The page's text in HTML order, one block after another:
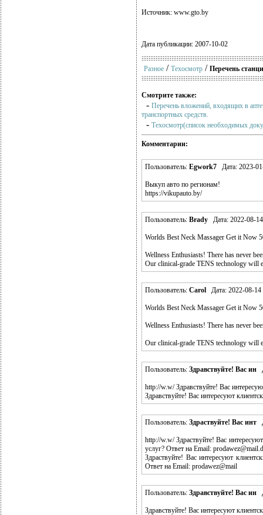
Источник: www.gto.by
Дата публикации: 2007-10-02
Разное / Техосмотр / Перечень
Смотрите также:
- Перечень вложений, входящих в
транспортных средств.
- Техосмотр(список необходимых
Комментарии:
Пользователь: Egwork7 Дата: 2023-
Выкуп авто по регионам!
https://vikupauto.by/
Пользователь: Brady Дата: 2022-08-
Worlds Best Neck Massager Get it Now
Wellness Enthusiasts! There has never
Our clinical-grade TENS technology will
Пользователь: Carol Дата: 2022-08-14
Worlds Best Neck Massager Get it Now
Wellness Enthusiasts! There has never
Our clinical-grade TENS technology will
Пользователь: Здравствуйте! Вас ин
http://w.w/ Здравствуйте! Вас
Здравствуйте! Вас интересуют
Пользователь: Здраствуйте! Вас инт
http://w.w/ Здраствуйте! Вас
услуг? Ответ на Email:
Здраствуйте! Вас интересуют
Ответ на Email: prodawez@mail
Пользователь: Здравствуйте! Вас ин
Здравствуйте! Вас интересуют